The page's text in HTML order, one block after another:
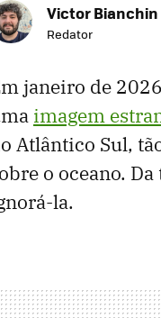
Victor Bianchin
Redator
janeiro de
imagem
Atlântico Sul,
o oceano.
la.